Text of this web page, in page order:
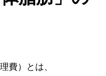
費）とは、